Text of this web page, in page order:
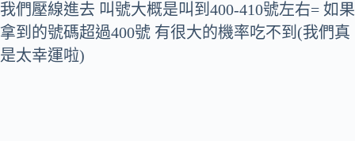
我們壓線進去 叫號大概是叫到400-410號左右= 如果
拿到的號碼超過400號 有很大的機率吃不到(我們真
是太幸運啦)